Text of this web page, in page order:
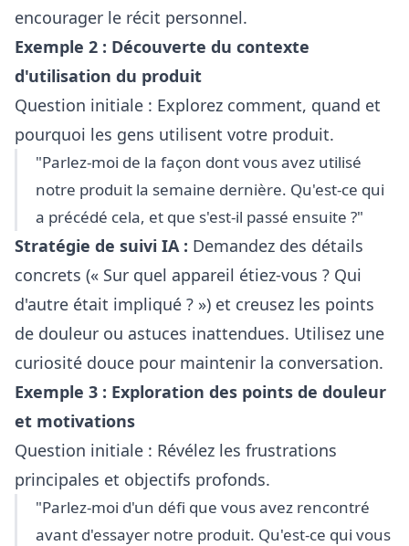
encourager le récit personnel.
Exemple 2 : Découverte du contexte
d'utilisation du produit
Question initiale : Explorez comment, quand et
pourquoi les gens utilisent votre produit.
"Parlez-moi de la façon dont vous avez utilisé
notre produit la semaine dernière. Qu'est-ce qui
a précédé cela, et que s'est-il passé ensuite ?"
Stratégie de suivi IA : Demandez des détails
concrets (« Sur quel appareil étiez-vous ? Qui
d'autre était impliqué ? ») et creusez les points
de douleur ou astuces inattendues. Utilisez une
curiosité douce pour maintenir la conversation.
Exemple 3 : Exploration des points de douleur
et motivations
Question initiale : Révélez les frustrations
principales et objectifs profonds.
"Parlez-moi d'un défi que vous avez rencontré
avant d'essayer notre produit. Qu'est-ce qui vous